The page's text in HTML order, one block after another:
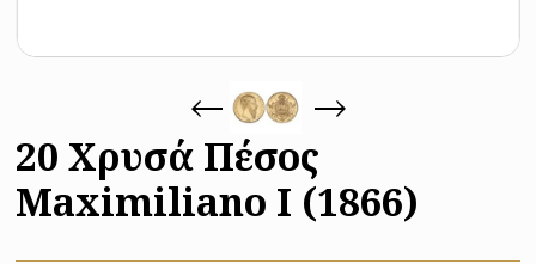
20 Χρυσά Πέσος
Maximiliano I (1866)